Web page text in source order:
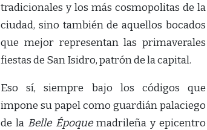
tradicionales y los más cosmopolitas de la
ciudad, sino también de aquellos bocados
que mejor representan las primaverales
fiestas de San Isidro, patrón de la capital.
Eso sí, siempre bajo los códigos que
impone su papel como guardián palaciego
de la Belle Époquemadrileña y epicentro